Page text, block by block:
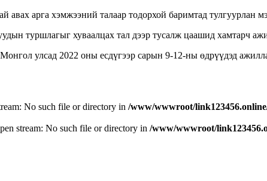
арга хэмжээний талаар тодорхой баримтад тулгуурлан
туршлагыг хуваалцах тал дээр тусалж цаашид хамтарч
улсад 2022 оны есдүгээр сарын 9-12-ны өдрүүдэд
No such file or directory in /www/wwwroot/
stream: No such file or directory in /www/wwwroot/